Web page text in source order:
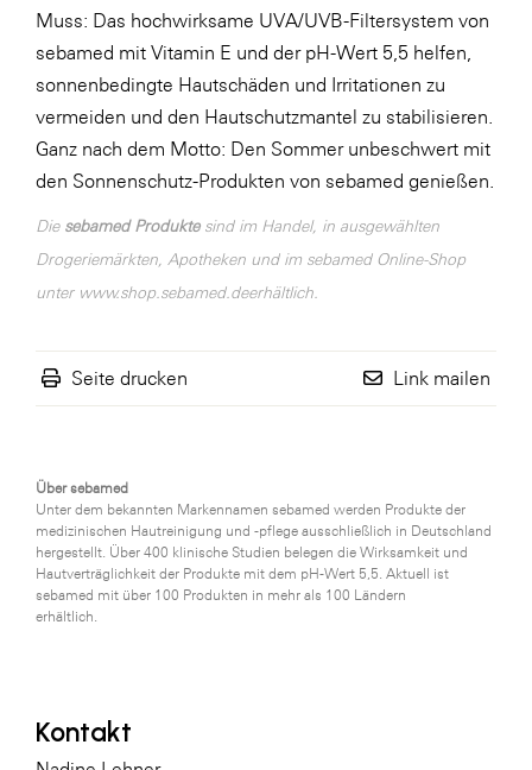
Muss: Das hochwirksame UVA/UVB-Filtersystem von
sebamed mit Vitamin E und der pH-Wert 5,5 helfen,
sonnenbedingte Hautschäden und Irritationen zu
vermeiden und den Hautschutzmantel zu stabilisieren.
Ganz nach dem Motto: Den Sommer unbeschwert mit
den Sonnenschutz-Produkten von sebamed genießen.
Die sebamed Produkte sind im Handel, in ausgewählten
Drogeriemärkten, Apotheken und im sebamed Online-Shop
unter www.shop.sebamed.deerhältlich.
Seite drucken Link mailen
Über sebamed
Unter dem bekannten Markennamen sebamed werden Produkte der
medizinischen Hautreinigung und -pflege ausschließlich in Deutschland
hergestellt. Über 400 klinische Studien belegen die Wirksamkeit und
Hautverträglichkeit der Produkte mit dem pH-Wert 5,5. Aktuell ist
sebamed mit über 100 Produkten in mehr als 100 Ländern
erhältlich.
Kontakt